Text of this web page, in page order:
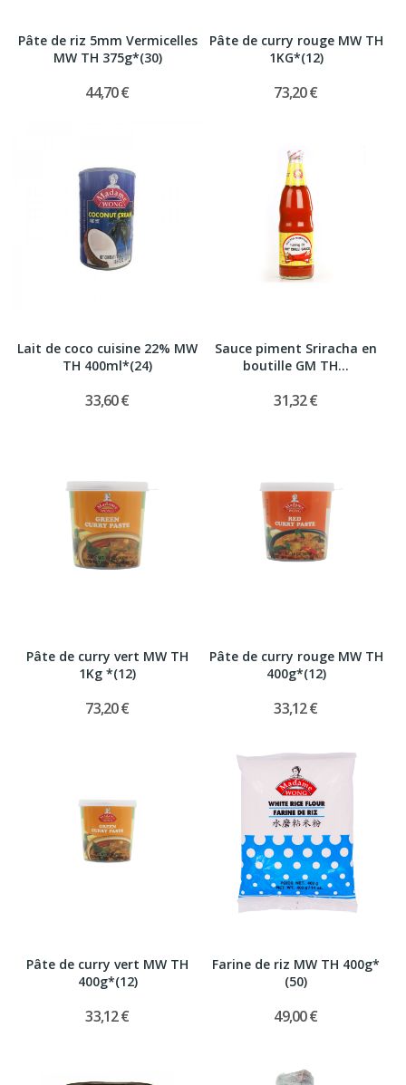
Pâte de riz 5mm Vermicelles
MW TH 375g*(30)
44,70 €
Pâte de curry rouge MW TH
1KG*(12)
73,20 €
Lait de coco cuisine 22% MW
TH 400ml*(24)
33,60 €
Sauce piment Sriracha en
boutille GM TH...
31,32 €
Pâte de curry vert MW TH
1Kg *(12)
73,20 €
Pâte de curry rouge MW TH
400g*(12)
33,12 €
Pâte de curry vert MW TH
400g*(12)
33,12 €
Farine de riz MW TH 400g*
(50)
49,00 €